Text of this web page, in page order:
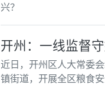
兴？
开州：一线监督
近日，开州区人大常委
镇街道，开展全区粮食